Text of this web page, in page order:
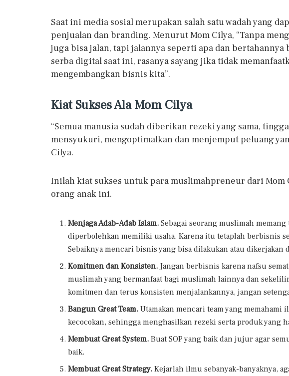
Saat ini media sosial merupakan salah satu wadah yang
penjualan dan branding. Menurut Mom Cilya, “Tanpa
juga bisa jalan, tapi jalannya seperti apa dan bertahannya
serba digital saat ini, rasanya sayang jika tidak
mengembangkan bisnis kita”.
Kiat Sukses Ala Mom Cilya
“Semua manusia sudah diberikan rezeki yang sama,
mensyukuri, mengoptimalkan dan menjemput peluang
Cilya.
Inilah kiat sukses untuk para muslimahpreneur dari Mom
orang anak ini.
Menjaga Adab-Adab Islam. Sebagai seorang muslimah
diperbolehkan memiliki usaha. Karena itu tetaplah berbisnis
Sebaiknya mencari bisnis yang bisa dilakukan atau dikerjakan
Komitmen dan Konsisten. Jangan berbisnis karena nafsu
muslimah yang bermanfaat bagi muslimah lainnya dan
komitmen dan terus konsisten menjalankannya, jangan
Bangun Great Team. Utamakan mencari team yang memahami
kecocokan, sehingga menghasilkan rezeki serta produk yang
Membuat Great System. Buat SOP yang baik dan jujur agar
baik.
Membuat Great Strategy. Kejarlah ilmu sebanyak-banyaknya,